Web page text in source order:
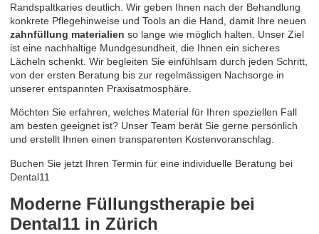
Randspaltkaries deutlich. Wir geben Ihnen nach der Behandlung
konkrete Pflegehinweise und Tools an die Hand, damit Ihre neuen
zahnfüllung materialien so lange wie möglich halten. Unser Ziel
ist eine nachhaltige Mundgesundheit, die Ihnen ein sicheres
Lächeln schenkt. Wir begleiten Sie einfühlsam durch jeden Schritt,
von der ersten Beratung bis zur regelmässigen Nachsorge in
unserer entspannten Praxisatmosphäre.
Möchten Sie erfahren, welches Material für Ihren speziellen Fall
am besten geeignet ist? Unser Team berät Sie gerne persönlich
und erstellt Ihnen einen transparenten Kostenvoranschlag.
Buchen Sie jetzt Ihren Termin für eine individuelle Beratung bei
Dental11
Moderne Füllungstherapie bei
Dental11 in Zürich